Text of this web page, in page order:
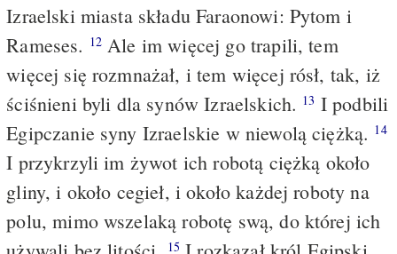
Izraelski miasta składu Faraonowi: Pytom i
Rameses. 12 Ale im więcej go trapili, tem
więcej się rozmnażał, i tem więcej rósł, tak, iż
ściśnieni byli dla synów Izraelskich. 13 I podbili
Egipczanie syny Izraelskie w niewolą ciężką. 14
I przykrzyli im żywot ich robotą ciężką około
gliny, i około cegieł, i około każdej roboty na
polu, mimo wszelaką robotę swą, do której ich
15